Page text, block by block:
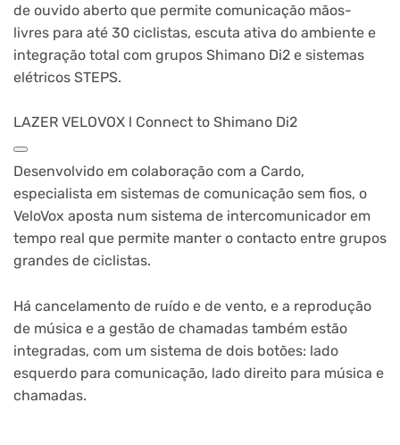
de ouvido aberto que permite comunicação mãos-
livres para até 30 ciclistas, escuta ativa do ambiente e
integração total com grupos Shimano Di2 e sistemas
elétricos STEPS.
LAZER VELOVOX l Connect to Shimano Di2
Desenvolvido em colaboração com a Cardo,
especialista em sistemas de comunicação sem fios, o
VeloVox aposta num sistema de intercomunicador em
tempo real que permite manter o contacto entre grupos
grandes de ciclistas.
Há cancelamento de ruído e de vento, e a reprodução
de música e a gestão de chamadas também estão
integradas, com um sistema de dois botões: lado
esquerdo para comunicação, lado direito para música e
chamadas.